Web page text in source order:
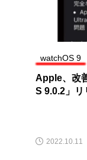
watchOS 9
Apple、改
S 9.0.2」リ
2022.10.11